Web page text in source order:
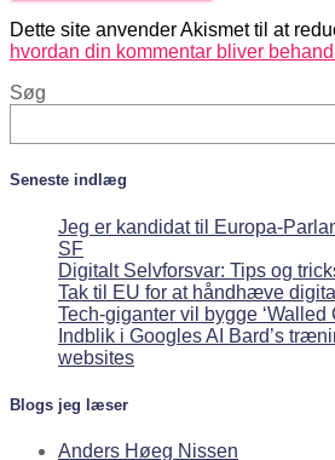
Dette site anvender Akismet til at
hvordan din kommentar bliver
Søg
Seneste indlæg
Jeg er kandidat til Europa-
SF
Digitalt Selvforsvar: Tips og
Tak til EU for at håndhæve
Tech-giganter vil bygge ‘Walled
Indblik i Googles AI Bard’s
websites
Blogs jeg læser
Anders Høeg Nissen